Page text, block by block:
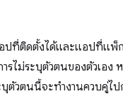
ปที่ติดตั้งได้และแอปที่แพ็
รไม่ระบุตัวตนของตัวเอ
บุตัวตนนี้จะทำงานควบคู่